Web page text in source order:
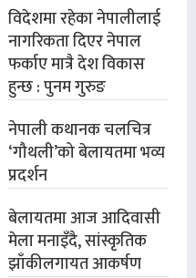
विदेशमा रहेका नेपालीलाई
नागरिकता दिएर नेपाल
फर्काए मात्रै देश विकास
हुन्छ : पुनम गुरुङ
नेपाली कथानक चलचित्र
‘गौथली’को बेलायतमा भव्य
प्रदर्शन
बेलायतमा आज आदिवासी
मेला मनाइँदै, सांस्कृतिक
झाँकीलगायत आकर्षण